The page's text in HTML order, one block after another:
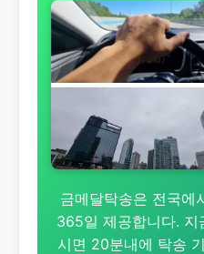
금메달탁송은 전국에
365일 제공합니다.
시면 20분내에 탁송